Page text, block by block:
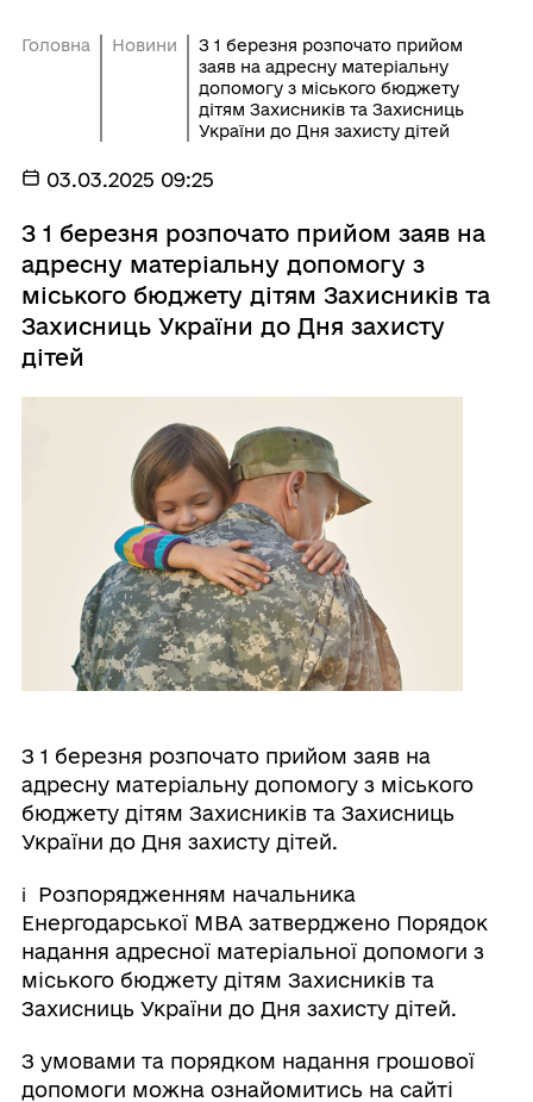
Головна Новини
З 1 березня розпочато прийом
заяв на адресну матеріальну
допомогу з міського бюджету
дітям Захисників та Захисниць
України до Дня захисту дітей
03.03.2025 09:25
З 1 березня розпочато прийом заяв на
адресну матеріальну допомогу з
міського бюджету дітям Захисників та
Захисниць України до Дня захисту
дітей
З 1 березня розпочато прийом заяв на
адресну матеріальну допомогу з міського
бюджету дітям Захисників та Захисниць
України до Дня захисту дітей.
ℹ️ Розпорядженням начальника
Енергодарської МВА затверджено Порядок
надання адресної матеріальної допомоги з
міського бюджету дітям Захисників та
Захисниць України до Дня захисту дітей.
З умовами та порядком надання грошової
допомоги можна ознайомитись на сайті